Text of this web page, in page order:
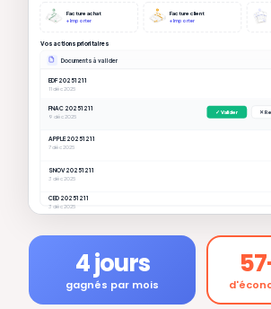
Facture achat
+ Importer
Facture client
+ Importer
Vos actions prioritaires
Documents à valider
EDF 20251211
11 déc 2025
FNAC 20251211
9 déc 2025
✓ Valider ✕
APPLE 20251211
7 déc 2025
SNOV 20251211
3 déc 2025
CED 20251211
3 déc 2025
4 jours
gagnés par mois